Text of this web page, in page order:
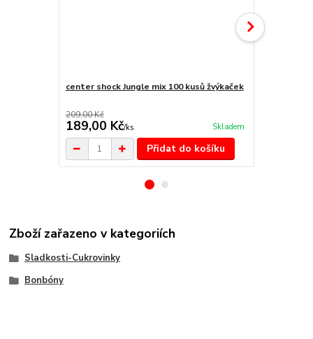
center shock Jungle mix 100 kusů žvýkaček
209,00 Kč
189,00 Kč/ks Skladem
Přidat do košíku
Zboží zařazeno v kategoriích
Sladkosti-Cukrovinky
Bonbóny